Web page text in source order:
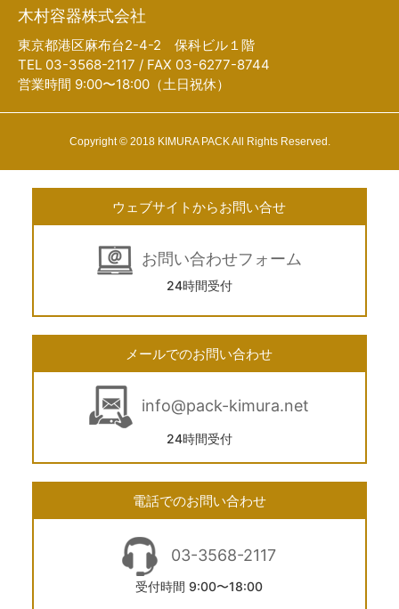
木村容器株式会社
東京都港区麻布台2-4-2 保科ビル１階
TEL 03-3568-2117 / FAX 03-6277-8744
営業時間 9:00〜18:00（土日祝休）
Copyright © 2018 KIMURA PACK All Rights Reserved.
ウェブサイトからお問い合せ
お問い合わせフォーム
24時間受付
メールでのお問い合わせ
info@pack-kimura.net
24時間受付
電話でのお問い合わせ
03-3568-2117
受付時間 9:00〜18:00